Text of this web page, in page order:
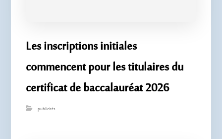
Les inscriptions initiales
commencent pour les titulaires du
certificat de baccalauréat 2026
publicités